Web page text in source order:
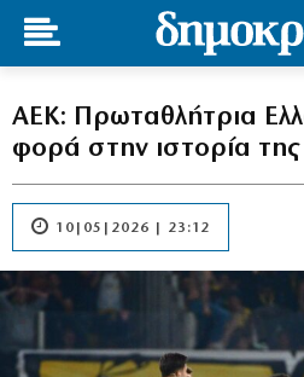
ΑΕΚ: Πρωταθλήτρια
φορά στην ιστορία της
10|05|2026 | 23:12